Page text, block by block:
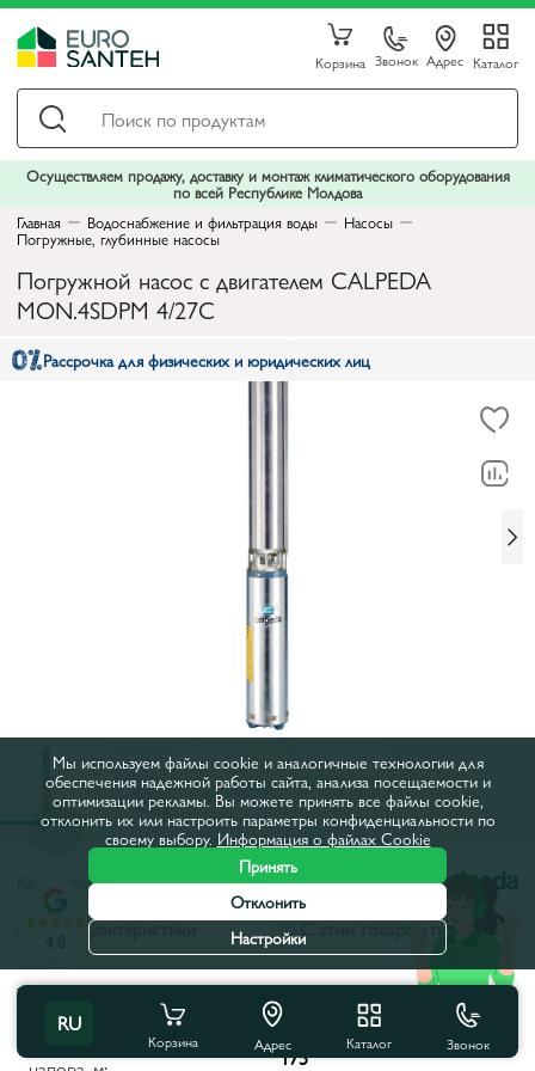
Корзина Звонок Адрес Каталог
Осуществляем продажу, доставку и монтаж климатического оборудования
по всей Республике Молдова
Главная
Водоснабжение и фильтрация воды Насосы
Погружные, глубинные насосы
Погружной насос с двигателем CALPEDA
MON.4SDPM 4/27C
Рассрочка для физических и юридических лиц
Код товара:28048
Все характеристики
С этим товаром покупают
Характеристики продукта
Максимальная высота 175
RU
Корзина Адрес Каталог Звонок
4.8
Мы используем файлы cookie и аналогичные технологии для
обеспечения надежной работы сайта, анализа посещаемости и
оптимизации рекламы. Вы можете принять все файлы cookie,
отклонить их или настроить параметры конфиденциальности по
своему выбору. Информация о файлах Cookie
Принять
Отклонить
Настройки